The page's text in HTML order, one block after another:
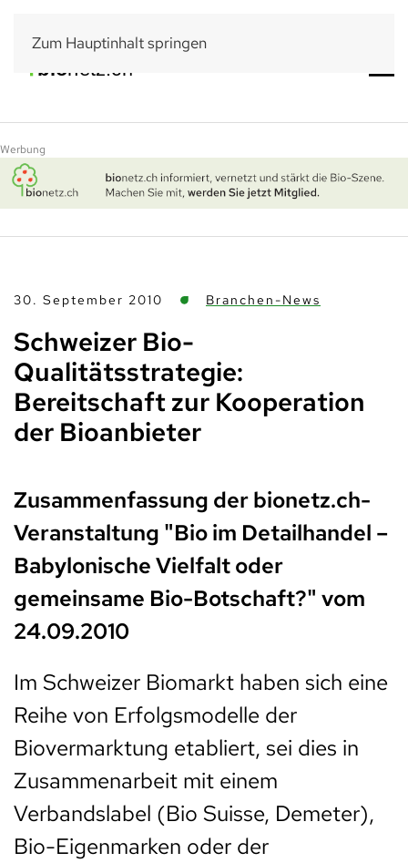
Zum Hauptinhalt springen
Werbung
30. September 2010 Branchen-News
Schweizer Bio-
Qualitätsstrategie:
Bereitschaft zur Kooperation
der Bioanbieter
Zusammenfassung der bionetz.ch-
Veranstaltung "Bio im Detailhandel –
Babylonische Vielfalt oder
gemeinsame Bio-Botschaft?" vom
24.09.2010
Im Schweizer Biomarkt haben sich eine
Reihe von Erfolgsmodelle der
Biovermarktung etabliert, sei dies in
Zusammenarbeit mit einem
Verbandslabel (Bio Suisse, Demeter),
Bio-Eigenmarken oder der